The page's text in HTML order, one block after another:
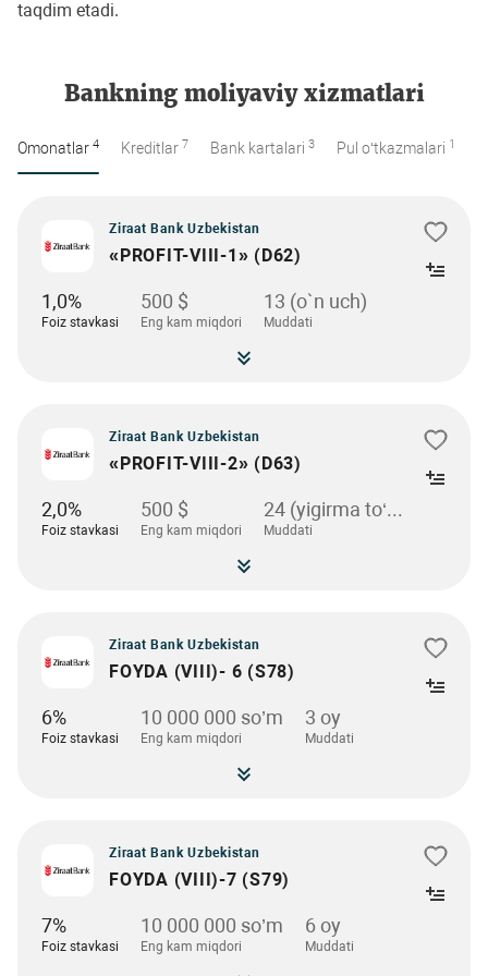
taqdim etadi.
Bankning moliyaviy xizmatlari
Omonatlar 4 Kreditlar 7 Bank kartalari 3 Pul o‘tkazmalari 1
Ziraat Bank Uzbekistan
«PROFIT-VIII-1» (D62)
1,0%
Foiz stavkasi
500 $
Eng kam miqdori
13 (o`n uch)
Muddati
Ziraat Bank Uzbekistan
«PROFIT-VIII-2» (D63)
2,0%
Foiz stavkasi
500 $
Eng kam miqdori
24 (yigirma to‘...
Muddati
Ziraat Bank Uzbekistan
FOYDA (VIII)- 6 (S78)
6%
Foiz stavkasi
10 000 000 so’m
Eng kam miqdori
3 оy
Muddati
Ziraat Bank Uzbekistan
FOYDA (VIII)-7 (S79)
7%
Foiz stavkasi
10 000 000 so’m
Eng kam miqdori
6 оy
Muddati